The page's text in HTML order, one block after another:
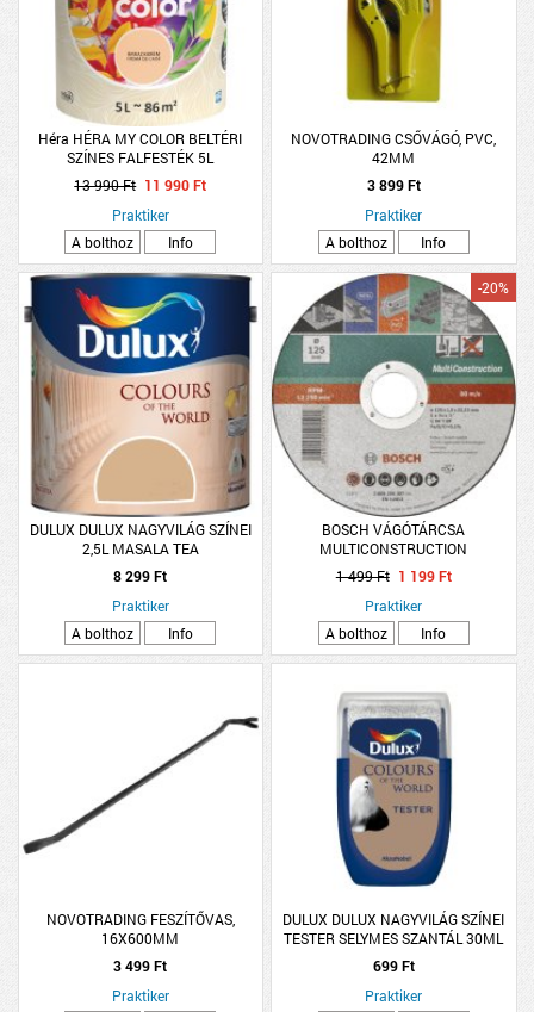
Héra HÉRA MY COLOR BELTÉRI
SZÍNES FALFESTÉK 5L
BARACKKRÉM
13 990 Ft 11 990 Ft
Praktiker
A bolthoz
Info
NOVOTRADING CSŐVÁGÓ, PVC,
42MM
3 899 Ft
Praktiker
A bolthoz
Info
DULUX DULUX NAGYVILÁG SZÍNEI
2,5L MASALA TEA
8 299 Ft
Praktiker
A bolthoz
Info
BOSCH VÁGÓTÁRCSA
MULTICONSTRUCTION
-20%
1 499 Ft 1 199 Ft
Praktiker
A bolthoz
Info
NOVOTRADING FESZÍTŐVAS,
16X600MM
3 499 Ft
Praktiker
DULUX DULUX NAGYVILÁG SZÍNEI
TESTER SELYMES SZANTÁL 30ML
699 Ft
Praktiker